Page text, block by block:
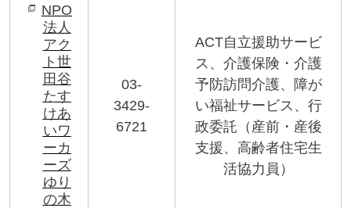
NPO
法人
アク
ト世
田谷
たす
けあ
いワ
ーカ
ーズ
ゆり
の木
03-
3429-
6721
ACT自立援助サービ
ス、介護保険・介護
予防訪問介護、障が
い福祉サービス、行
政委託（産前・産後
支援、高齢者住宅生
活協力員）